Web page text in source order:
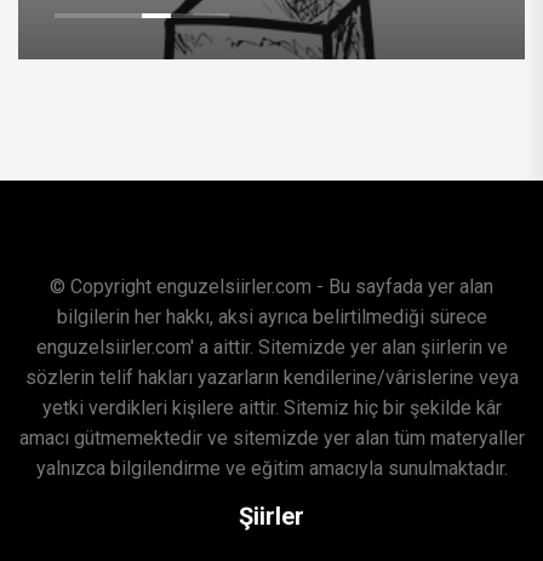
© Copyright enguzelsiirler.com - Bu sayfada yer alan
bilgilerin her hakkı, aksi ayrıca belirtilmediği sürece
enguzelsiirler.com' a aittir. Sitemizde yer alan şiirlerin ve
sözlerin telif hakları yazarların kendilerine/vârislerine veya
yetki verdikleri kişilere aittir. Sitemiz hiç bir şekilde kâr
amacı gütmemektedir ve sitemizde yer alan tüm materyaller
yalnızca bilgilendirme ve eğitim amacıyla sunulmaktadır.
Şiirler